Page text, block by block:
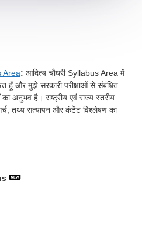
Area: आदित्य चौधरी Syllabus Area में
और मुझे सरकारी परीक्षाओं से संबंधित
अनुभव है। राष्ट्रीय एवं राज्य स्तरीय
तथ्य सत्यापन और कंटेंट विश्लेषण का